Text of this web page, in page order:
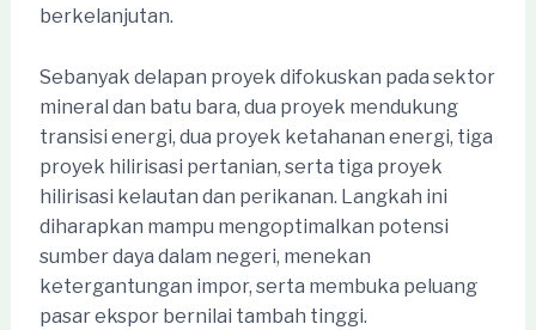
berkelanjutan.
Sebanyak delapan proyek difokuskan pada sektor
mineral dan batu bara, dua proyek mendukung
transisi energi, dua proyek ketahanan energi, tiga
proyek hilirisasi pertanian, serta tiga proyek
hilirisasi kelautan dan perikanan. Langkah ini
diharapkan mampu mengoptimalkan potensi
sumber daya dalam negeri, menekan
ketergantungan impor, serta membuka peluang
pasar ekspor bernilai tambah tinggi.